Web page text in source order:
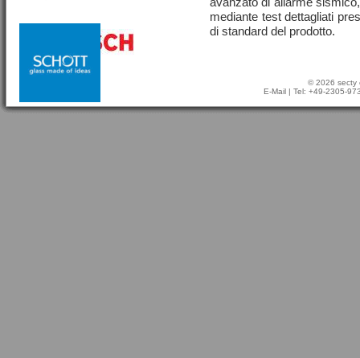
mediante test dettagliati
di standard del prodotto.
© 2026 secty
E-Mail | Tel: +49-2305-